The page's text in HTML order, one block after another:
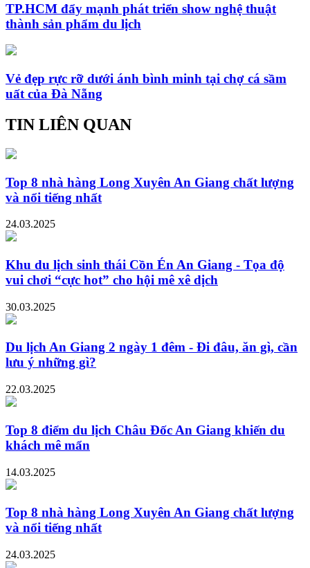
TP.HCM đẩy mạnh phát triển show nghệ thuật
thành sản phẩm du lịch
Vẻ đẹp rực rỡ dưới ánh bình minh tại chợ cá sầm
uất của Đà Nẵng
TIN LIÊN QUAN
Top 8 nhà hàng Long Xuyên An Giang chất lượng
và nổi tiếng nhất
24.03.2025
Khu du lịch sinh thái Cồn Én An Giang - Tọa độ
vui chơi “cực hot” cho hội mê xê dịch
30.03.2025
Du lịch An Giang 2 ngày 1 đêm - Đi đâu, ăn gì, cần
lưu ý những gì?
22.03.2025
Top 8 điểm du lịch Châu Đốc An Giang khiến du
khách mê mẩn
14.03.2025
Top 8 nhà hàng Long Xuyên An Giang chất lượng
và nổi tiếng nhất
24.03.2025